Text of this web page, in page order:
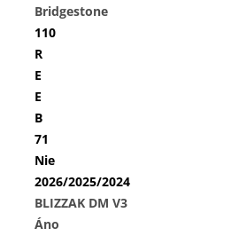
Bridgestone
110
R
E
E
B
71
Nie
2026/2025/2024
BLIZZAK DM V3
Áno